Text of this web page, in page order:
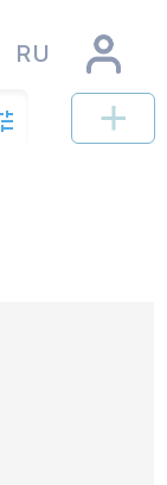
RU